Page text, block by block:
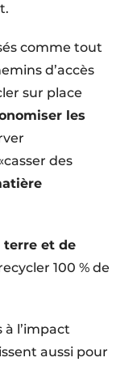
comme tout
d’accès
sur place
les
des
terre et de
100 % de
à l’impact
aussi pour